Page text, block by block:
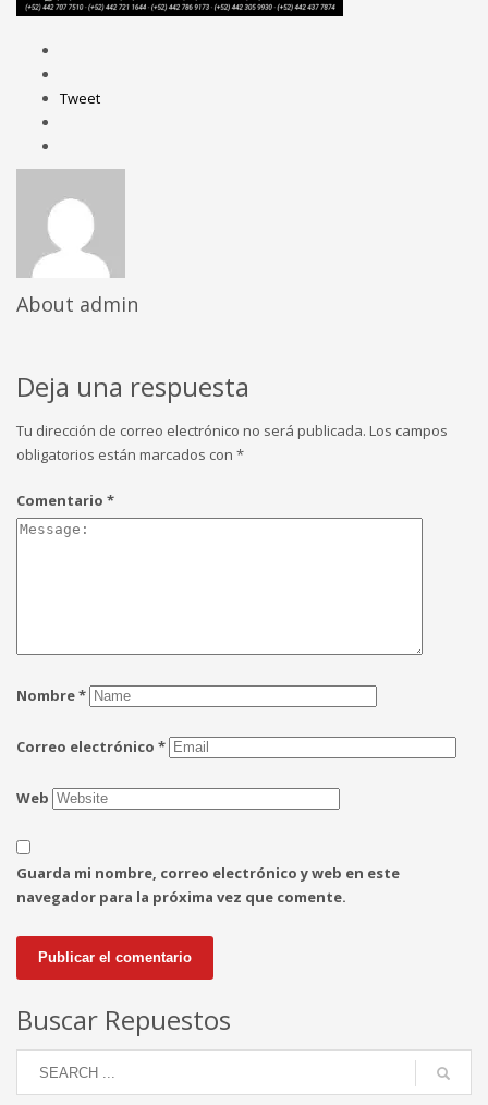
Tweet
About admin
Deja una respuesta
Tu dirección de correo electrónico no será publicada. Los campos
obligatorios están marcados con *
Comentario *
Nombre*
Correo electrónico *
Web
Guarda mi nombre, correo electrónico y web en este
navegador para la próxima vez que comente.
Buscar Repuestos